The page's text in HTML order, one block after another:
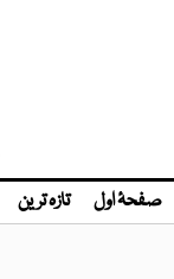
صفحۂ اول تازہ ترین